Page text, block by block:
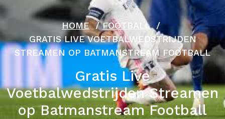
HOME/FOOTBALL/
GRATIS LIVE VOETBALWEDSTRIJDEN
STREAMEN OP BATMANSTREAM FOOTBALL
Gratis Live
Voetbalwedstrijden Streamen
op Batmanstream Football